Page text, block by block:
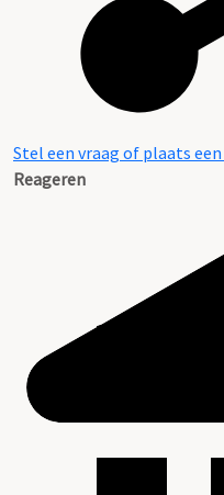
Stel een vraag of plaats
Reageren